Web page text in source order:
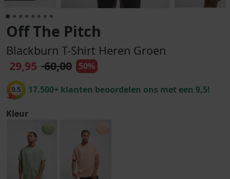
Off The Pitch
Blackburn T-Shirt Heren Groen
29,95 60,00 50%
9.5 17.500+ klanten beoordelen ons met een 9,5!
Kleur